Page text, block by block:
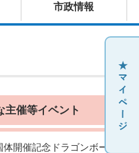
市政情報
主催等イベント
体開催記念ドラゴンボー